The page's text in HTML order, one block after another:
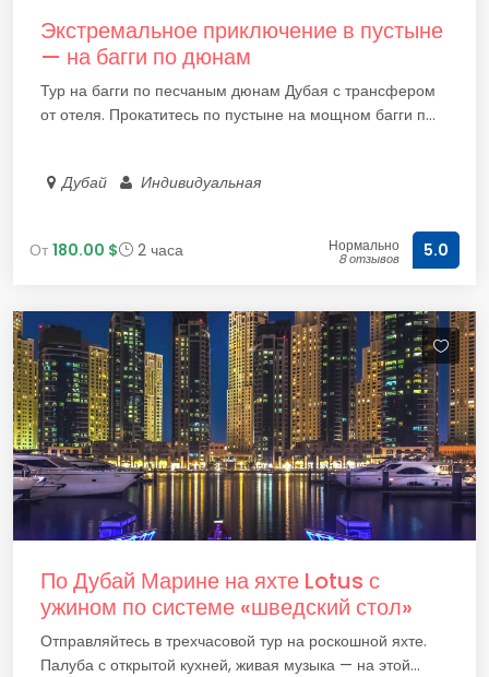
Экстремальное приключение в пустыне
— на багги по дюнам
Тур на багги по песчаным дюнам Дубая с трансфером
от отеля. Прокатитесь по пустыне на мощном багги п...
Дубай Индивидуальная
От 180.00 $ 2 часа Нормально
8 отзывов 5.0
По Дубай Марине на яхте Lotus с
ужином по системе «шведский стол»
Отправляйтесь в трехчасовой тур на роскошной яхте.
Палуба с открытой кухней, живая музыка — на этой...